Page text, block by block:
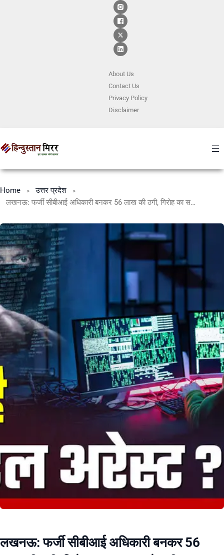
About Us
ContactUs
Privacy Policy
Disclaimer
Home
उत्तर प्रदेश
लखनऊ: फर्जी सीबीआई अधिकारी बनकर 56 लाख की ठगी, गिरोह का सरगना समेत तीन गिरफ्तार
लखनऊ: फर्जी सीबीआई अधिकारी बनकर 56